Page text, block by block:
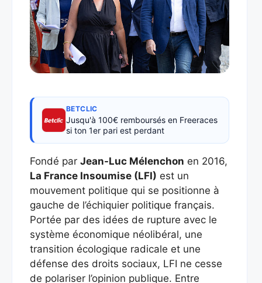
BETCLIC
Jusqu'à 100€ remboursés en Freeraces
si ton 1er pari est perdant
Fondé par Jean-Luc Mélenchon en 2016,
La France Insoumise (LFI) est un
mouvement politique qui se positionne à
gauche de l’échiquier politique français.
Portée par des idées de rupture avec le
système économique néolibéral, une
transition écologique radicale et une
défense des droits sociaux, LFI ne cesse
de polariser l’opinion publique. Entre